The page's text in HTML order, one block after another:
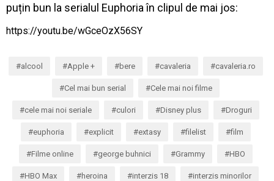
puțin bun la serialul Euphoria în clipul de mai jos:
https://youtu.be/wGceOzX56SY
alcool Apple + bere cavaleria cavaleria.ro
Cel mai bun serial Cele mai noi filme
cele mai noi seriale culori Disney plus Droguri
euphoria explicit extasy filelist film
Filme online george buhnici Grammy HBO
HBO Max heroina interzis 18 interzis minorilor